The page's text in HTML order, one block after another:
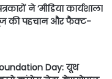
ने ‘मीडिया कार्यशाला
की पहचान और फैक्ट-
Day: यूथ